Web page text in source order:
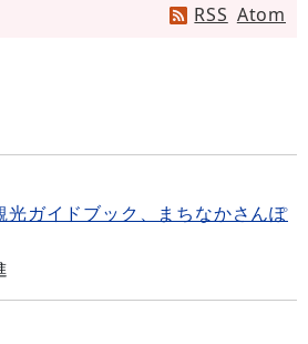
RSS Atom
光ガイドブック、まちなかさんぽ